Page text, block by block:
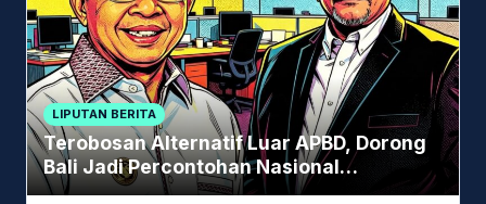
LIPUTAN BERITA
Terobosan Alternatif Luar APBD, Dorong
Bali Jadi Percontohan Nasional
Pembiayaan Daerah